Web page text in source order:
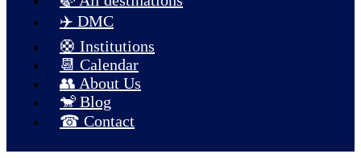
✈️ DMC
🛟 Institutions
📆 Calendar
👥 About Us
🐒 Blog
☎ Contact